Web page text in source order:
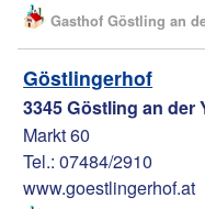
Gasthof Göstling an
Göstlingerhof
3345 Göstling an der
Markt 60
Tel.: 07484/2910
www.goestlingerhof.at